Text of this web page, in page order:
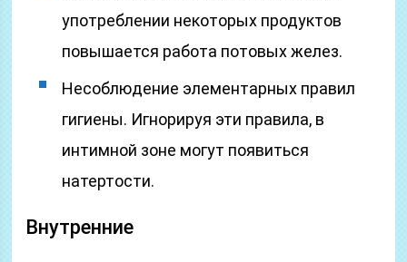
употреблении некоторых продуктов
повышается работа потовых желез.
Несоблюдение элементарных правил
гигиены. Игнорируя эти правила, в
интимной зоне могут появиться
натертости.
Внутренние